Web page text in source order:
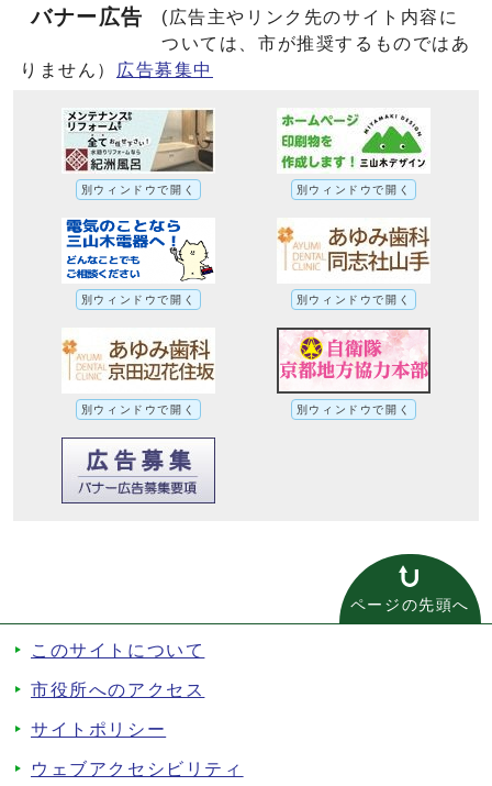
バナー広告
(広告主やリンク先のサイト内容に
ついては、市が推奨するものではあ
りません）
広告募集中
別ウィンドウで開く 別ウィンドウで開く
別ウィンドウで開く 別ウィンドウで開く
別ウィンドウで開く 別ウィンドウで開く
ページの先頭へ
このサイトについて
市役所へのアクセス
サイトポリシー
ウェブアクセシビリティ